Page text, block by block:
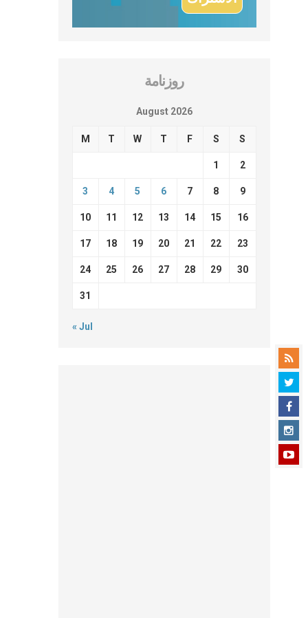
روزنامة
August 2026
M T W T F S S
1 2
3 4 5 6 7 8 9
10 11 12 13 14 15 16
17 18 19 20 21 22 23
24 25 26 27 28 29 30
31
« Jul